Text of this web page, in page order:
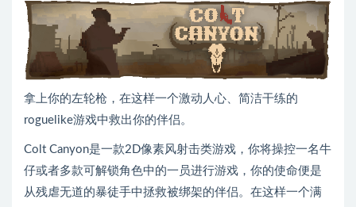
拿上你的左轮枪，在这样一个激动人心、简洁干练的
roguelike游戏中救出你的伴侣。
Colt Canyon是一款2D像素风射击类游戏，你将操控一名牛
仔或者多款可解锁角色中的一员进行游戏，你的使命便是
从残虐无道的暴徒手中拯救被绑架的伴侣。在这样一个满